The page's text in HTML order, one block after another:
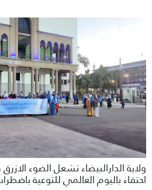
ولاية الدارالبيضاء تشعل الضوء
احتفاء باليوم العالمي للتوعية